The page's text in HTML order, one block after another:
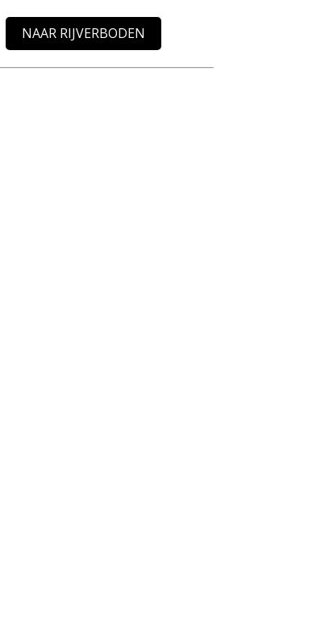
NAAR RIJVERBODEN